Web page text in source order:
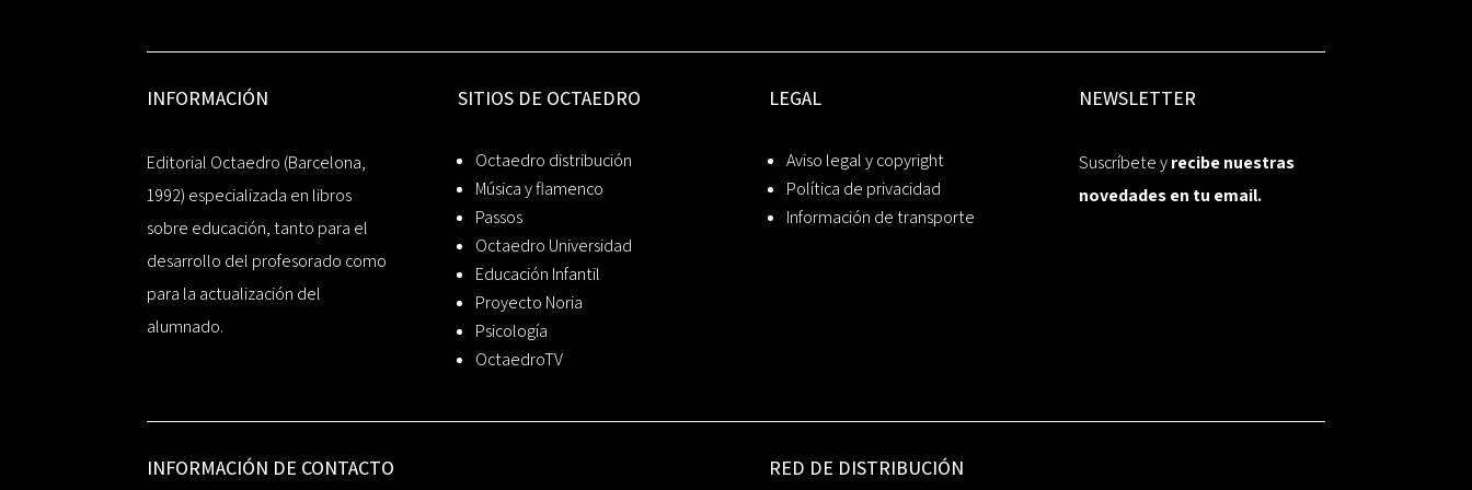
INFORMACIÓN
Editorial Octaedro (Barcelona,
1992) especializada en libros
sobre educación, tanto para el
desarrollo del profesorado como
para la actualización del
alumnado.
SITIOS DE OCTAEDRO
Octaedro distribución
Música y flamenco
Passos
Octaedro Universidad
Educación Infantil
Proyecto Noria
Psicología
OctaedroTV
LEGAL
Aviso legal y copyright
Política de privacidad
Información de transporte
NEWSLETTER
Suscríbete yrecibe nuestras
novedades en tu email.
INFORMACIÓN DE CONTACTO RED DE DISTRIBUCIÓN